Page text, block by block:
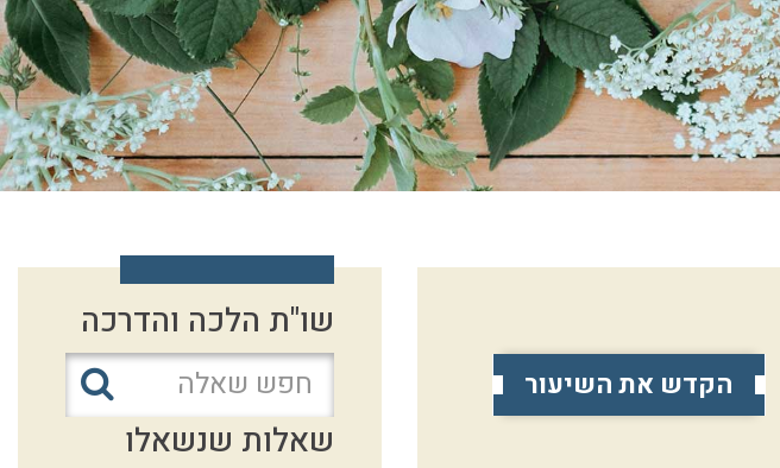
הקדש את השיעור
שו"ת הלכה והדרכה
שאלות שנשאלו